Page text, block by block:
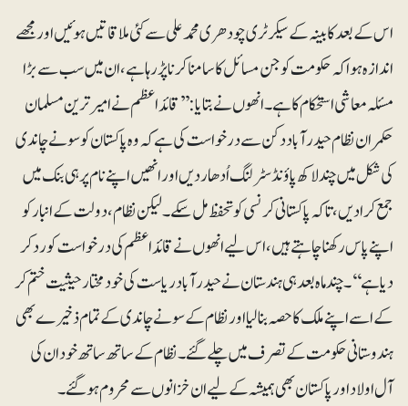
اس کے بعد کابینہ کے سیکرٹری چودھری محمدعلی سے کئی ملاقاتیں ہوئیں اور مجھے
اندازہ ہوا کہ حکومت کو جن مسائل کا سامنا کرنا پڑ رہا ہے، ان میں سب سے بڑا
مسئلہ معاشی استحکام کا ہے۔ انھوں نے بتایا: ’’قائداعظم نے امیرترین مسلمان
حکمران نظام حیدرآباد دکن سے درخواست کی ہے کہ وہ پاکستان کو سونے چاندی
کی شکل میں چند لاکھ پاؤنڈ سٹرلنگ اُدھار دیں اور انھیں اپنے نام پر ہی بنک میں
جمع کرا دیں، تاکہ پاکستانی کرنسی کو تحفظ مل سکے۔ لیکن نظام، دولت کے انبار کو
اپنے پاس رکھنا چاہتے ہیں، اس لیے انھوں نے قائداعظم کی درخواست کو رد کر
دیا ہے‘‘۔ چند ماہ بعد ہی ہندستان نے حیدرآباد ریاست کی خودمختار حیثیت ختم کر
کے اسے اپنے ملک کا حصہ بنا لیا اور نظام کے سونے چاندی کے تمام ذخیرے بھی
ہندوستانی حکومت کے تصرف میں چلے گئے۔ نظام کے ساتھ ساتھ خود ان کی
آل اولاد اور پاکستان بھی ہمیشہ کے لیے ان خزانوں سے محروم ہوگئے۔